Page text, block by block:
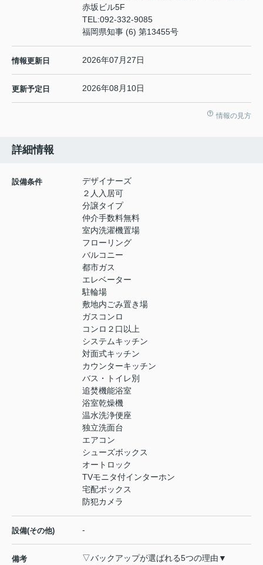
赤坂ビル5F
TEL:092-332-9085
福岡県知事 (6) 第13455号
情報更新日 2026年07月27日
更新予定日 2026年08月10日
情報の見方
詳細情報
設備条件
デザイナーズ
２人入居可
分譲タイプ
仲介手数料無料
室内洗濯機置場
フローリング
バルコニー
都市ガス
エレベーター
駐輪場
敷地内ごみ置き場
ガスコンロ
コンロ２口以上
システムキッチン
対面式キッチン
カウンターキッチン
バス・トイレ別
追焚機能浴室
浴室乾燥機
温水洗浄便座
独立洗面台
エアコン
シューズボックス
オートロック
TVモニタ付インターホン
宅配ボックス
防犯カメラ
設備(その他) -
備考 ▽バックアップが選ばれる5つの理由▼